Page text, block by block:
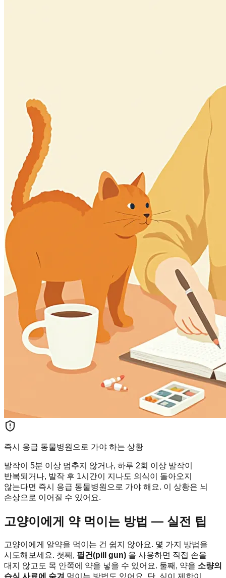
즉시 응급 동물병원으로 가야 하는 상황
발작이 5분 이상 멈추지 않거나, 하루 2회 이상 발작이
반복되거나, 발작 후 1시간이 지나도 의식이 돌아오지
않는다면 즉시 응급 동물병원으로 가야 해요. 이 상황은 뇌
손상으로 이어질 수 있어요.
고양이에게 약 먹이는 방법 — 실전 팁
고양이에게 알약을 먹이는 건 쉽지 않아요. 몇 가지 방법을
시도해보세요. 첫째, 필건(pill gun) 을 사용하면 직접 손을
대지 않고도 목 안쪽에 약을 넣을 수 있어요. 둘째, 약을 소량의
습식 사료에 숨겨 먹이는 방법도 있어요. 단, 식이 제한이